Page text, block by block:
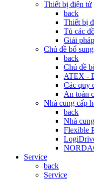
Thiết bị điện tử
back
Thiết bị
Tủ các
Giải
Chủ đề bổ sung
back
Chủ đề
ATEX -
Các quy
An toàn
Nhà cung cấp
back
Nhà
Flexible
Service
back
Service